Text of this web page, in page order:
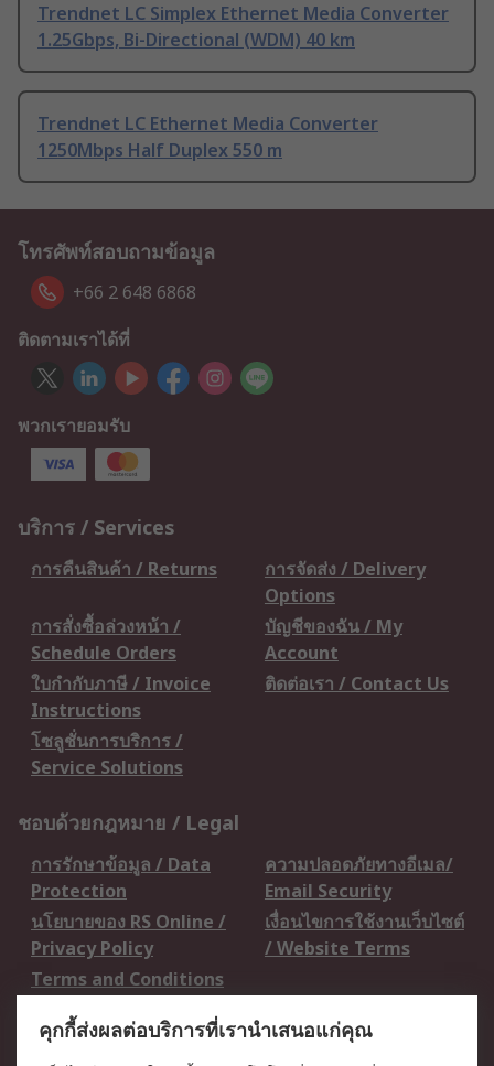
Trendnet LC Simplex Ethernet Media Converter
1.25Gbps, Bi-Directional (WDM) 40 km
Trendnet LC Ethernet Media Converter
1250Mbps Half Duplex 550 m
โทรศัพท์สอบถามข้อมูล
+66 2 648 6868
ติดตามเราได้ที่
พวกเรายอมรับ
บริการ / Services
การคืนสินค้า / Returns
การจัดส่ง / Delivery
Options
การสั่งซื้อล่วงหน้า /
Schedule Orders
บัญชีของฉัน / My
Account
ใบกำกับภาษี / Invoice
Instructions
ติดต่อเรา / Contact Us
โซลูชั่นการบริการ /
Service Solutions
ชอบด้วยกฎหมาย / Legal
การรักษาข้อมูล / Data
Protection
ความปลอดภัยทางอีเมล/
Email Security
นโยบายของ RS Online /
Privacy Policy
เงื่อนไขการใช้งานเว็บไซต์
/ Website Terms
Terms and Conditions
คุกกี้ส่งผลต่อบริการที่เรานำเสนอแก่คุณ